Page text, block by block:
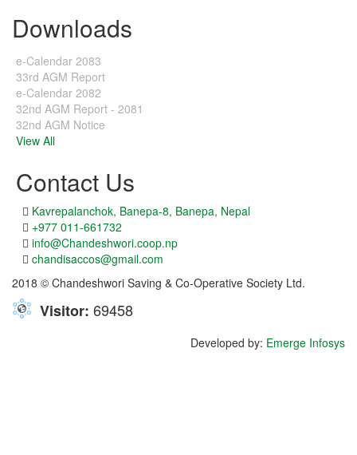
Downloads
e-Calendar 2083
33rd AGM Report
e-Calendar 2082
32nd AGM Report - 2081
32nd AGM Notice
View All
Contact Us
Kavrepalanchok, Banepa-8, Banepa, Nepal
+977 011-661732
info@Chandeshwori.coop.np
chandisaccos@gmail.com
2018 © Chandeshwori Saving & Co-Operative Society Ltd.
Visitor: 69458
Developed by: Emerge Infosys